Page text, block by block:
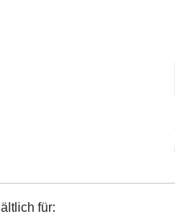
für: